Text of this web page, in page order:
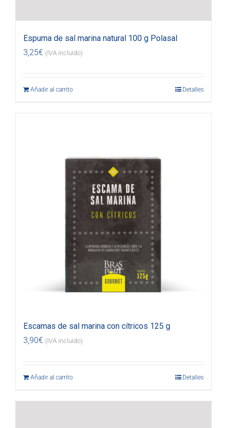
Espuma de sal marina natural 100 g Polasal
3,25€ (IVA incluido)
Añadir al carrito Detalles
Escamas de sal marina con cítricos 125 g
3,90€ (IVA incluido)
Añadir al carrito Detalles